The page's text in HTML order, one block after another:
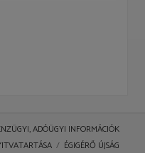
ADÓÜGYI INFORMÁCIÓK
ÉGIGÉRŐ ÚJSÁG